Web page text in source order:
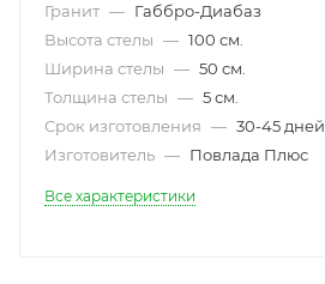
Гранит — Габбро-Диабаз
Высота стелы — 100 см.
Ширина стелы — 50 см.
Толщина стелы — 5 см.
Срок изготовления — 30-45 дней.
Изготовитель — Повлада Плюс
Все характеристики